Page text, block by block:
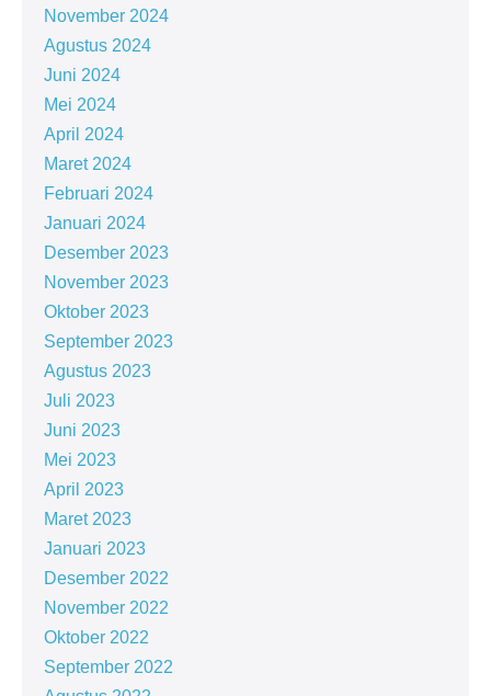
November 2024
Agustus 2024
Juni 2024
Mei 2024
April 2024
Maret 2024
Februari 2024
Januari 2024
Desember 2023
November 2023
Oktober 2023
September 2023
Agustus 2023
Juli 2023
Juni 2023
Mei 2023
April 2023
Maret 2023
Januari 2023
Desember 2022
November 2022
Oktober 2022
September 2022